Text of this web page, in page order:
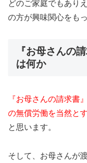
どのご家庭でもあり
の方が興味関心をも
『お母さんの
は何か
『お母さんの請求書
の無償労働を当然と
と思います。
そして、お母さんが